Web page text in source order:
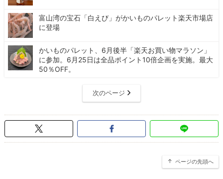
富山湾の宝石「白えび」がかいものパレット楽天市場店
に登場
かいものパレット、6月後半「楽天お買い物マラソン」
に参加。6月25日は全品ポイント10倍企画を実施。最大
50％OFF。
次のページ
ページの先頭へ